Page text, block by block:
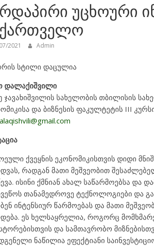
უცხოური
2021 Admin
სტილი დაცულია
დალაქიშვილი
ჯავახიშვილის სახელობის თბილისის
და ბიზნესის ფაკულტეტის III
ქვეყნის ეკონომიკისთვის დიდი
რადგან მათი მეშვეობით
ისინი ქმნიან ახალ საწარმოებსა და
თანამედროვე ტექნოლოგიები და
ინტენსიურ წარმოებას და მათი
ეს ხელსაყრელია, როგორც
და სამთავრობო
ნაწილია ეფექტიანი